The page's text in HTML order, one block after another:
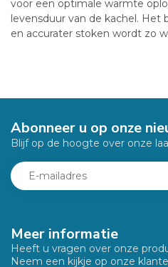
voor een optimale warmte
levensduur van de kachel. Het
en accurater stoken wordt zo
Meer informatie
Heeft u vragen over onze
Neem een kijkje op onze
Abonneer u op onze
Blijf op de hoogte over onze